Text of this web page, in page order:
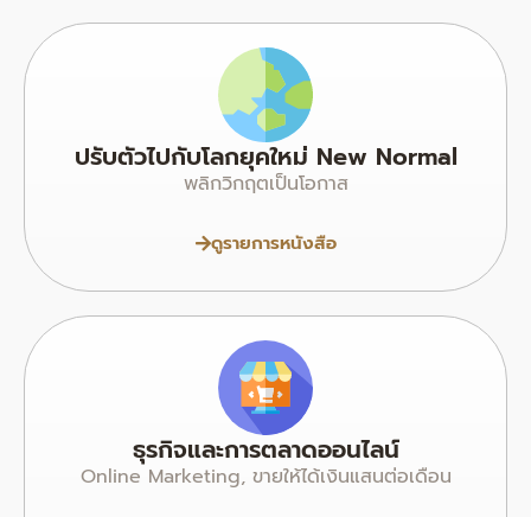
ปรับตัวไปกับโลกยุคใหม่ New Normal
พลิกวิกฤตเป็นโอกาส
ดูรายการหนังสือ
ธุรกิจและการตลาดออนไลน์
Online Marketing, ขายให้ได้เงินแสนต่อเดือน